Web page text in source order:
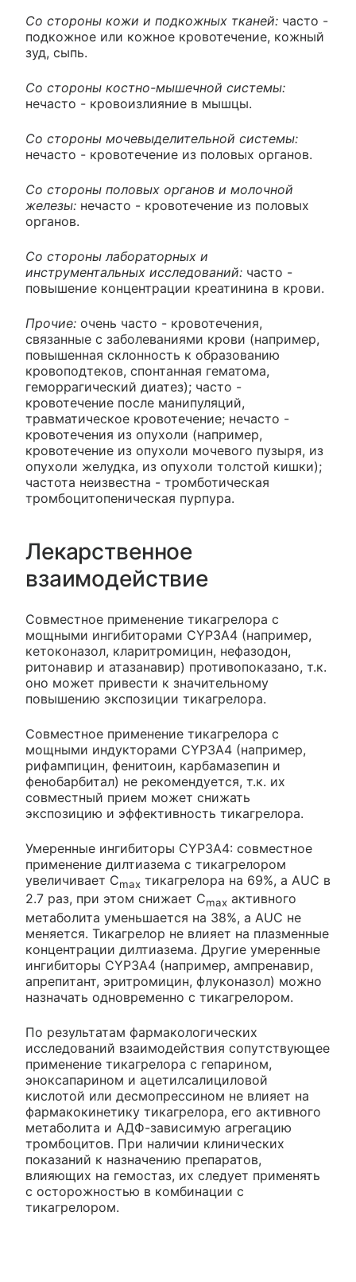
Со стороны кожи и подкожных тканей: часто -
подкожное или кожное кровотечение, кожный
зуд, сыпь.
Со стороны костно-мышечной системы:
нечасто - кровоизлияние в мышцы.
Со стороны мочевыделительной системы:
нечасто - кровотечение из половых органов.
Со стороны половых органов и молочной
железы: нечасто - кровотечение из половых
органов.
Со стороны лабораторных и
инструментальных исследований: часто -
повышение концентрации креатинина в крови.
Прочие: очень часто - кровотечения,
связанные с заболеваниями крови (например,
повышенная склонность к образованию
кровоподтеков, спонтанная гематома,
геморрагический диатез); часто -
кровотечение после манипуляций,
травматическое кровотечение; нечасто -
кровотечения из опухоли (например,
кровотечение из опухоли мочевого пузыря, из
опухоли желудка, из опухоли толстой кишки);
частота неизвестна - тромботическая
тромбоцитопеническая пурпура.
Лекарственное
взаимодействие
Совместное применение тикагрелора с
мощными ингибиторами CYP3A4 (например,
кетоконазол, кларитромицин, нефазодон,
ритонавир и атазанавир) противопоказано, т.к.
оно может привести к значительному
повышению экспозиции тикагрелора.
Совместное применение тикагрелора с
мощными индукторами CYP3A4 (например,
рифампицин, фенитоин, карбамазепин и
фенобарбитал) не рекомендуется, т.к. их
совместный прием может снижать
экспозицию и эффективность тикагрелора.
Умеренные ингибиторы CYP3A4: совместное
применение дилтиазема с тикагрелором
увеличивает Сmax тикагрелора на 69%, a AUC в
2.7 раз, при этом снижает Сmax активного
метаболита уменьшается на 38%, a AUC не
меняется. Тикагрелор не влияет на плазменные
концентрации дилтиазема. Другие умеренные
ингибиторы CYP3A4 (например, ампренавир,
апрепитант, эритромицин, флуконазол) можно
назначать одновременно с тикагрелором.
По результатам фармакологических
исследований взаимодействия сопутствующее
применение тикагрелора с гепарином,
эноксапарином и ацетилсалициловой
кислотой или десмопрессином не влияет на
фармакокинетику тикагрелора, его активного
метаболита и АДФ-зависимую агрегацию
тромбоцитов. При наличии клинических
показаний к назначению препаратов,
влияющих на гемостаз, их следует применять
с осторожностью в комбинации с
тикагрелором.